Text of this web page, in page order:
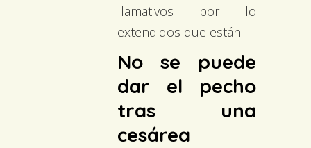
llamativos por lo
extendidos que están.
No se puede
dar el pecho
tras una
cesárea